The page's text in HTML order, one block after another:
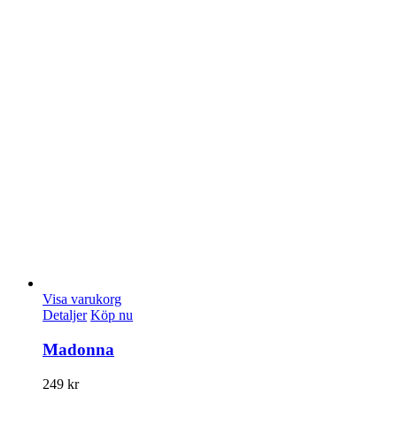
Visa varukorg
Detaljer Köp nu
Madonna
249 kr